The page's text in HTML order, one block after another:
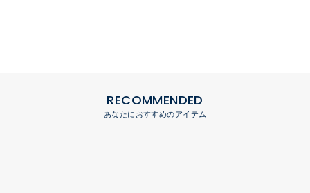
RECOMMENDED
あなたにおすすめのアイテム